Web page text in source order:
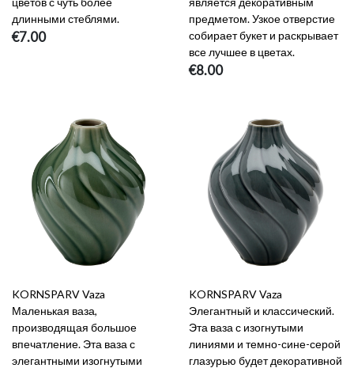
длинными стеблями.
€7.00
предметом. Узкое отверстие
собирает букет и раскрывает
все лучшее в цветах.
€8.00
KORNSPARV Vaza
Маленькая ваза,
производящая большое
впечатление. Эта ваза с
элегантными изогнутыми
KORNSPARV Vaza
Элегантный и классический.
Эта ваза с изогнутыми
линиями и темно-сине-серой
глазурью будет декоративной